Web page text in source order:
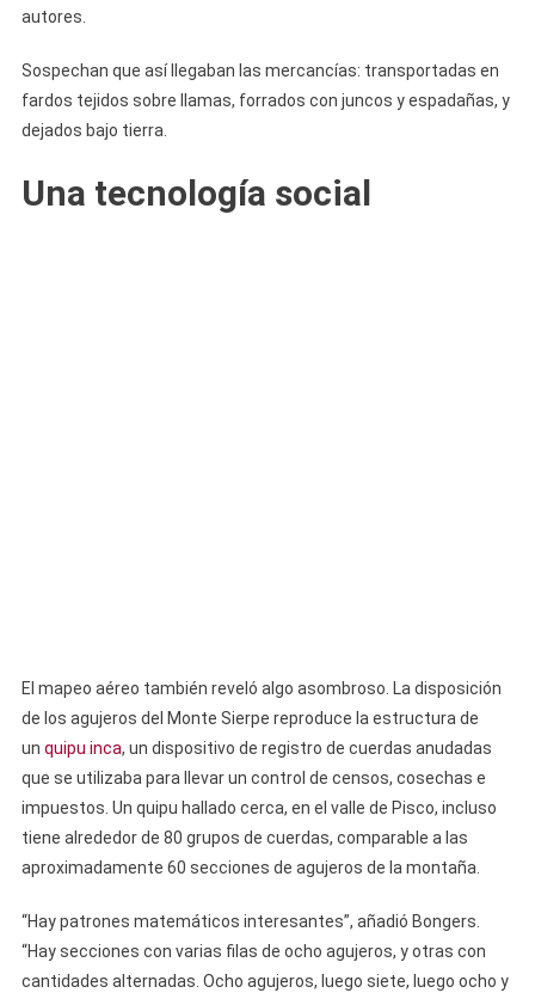
autores.
Sospechan que así llegaban las mercancías: transportadas en
fardos tejidos sobre llamas, forrados con juncos y espadañas, y
dejados bajo tierra.
Una tecnología social
El mapeo aéreo también reveló algo asombroso. La disposición
de los agujeros del Monte Sierpe reproduce la estructura de
un quipu inca, un dispositivo de registro de cuerdas anudadas
que se utilizaba para llevar un control de censos, cosechas e
impuestos. Un quipu hallado cerca, en el valle de Pisco, incluso
tiene alrededor de 80 grupos de cuerdas, comparable a las
aproximadamente 60 secciones de agujeros de la montaña.
“Hay patrones matemáticos interesantes”, añadió Bongers.
“Hay secciones con varias filas de ocho agujeros, y otras con
cantidades alternadas. Ocho agujeros, luego siete, luego ocho y